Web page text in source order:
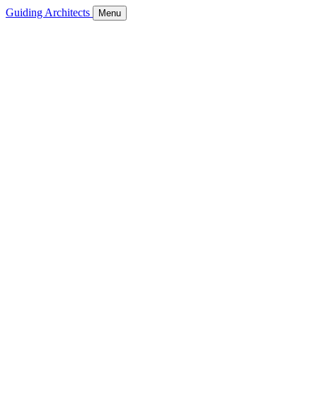
Guiding Architects Menu